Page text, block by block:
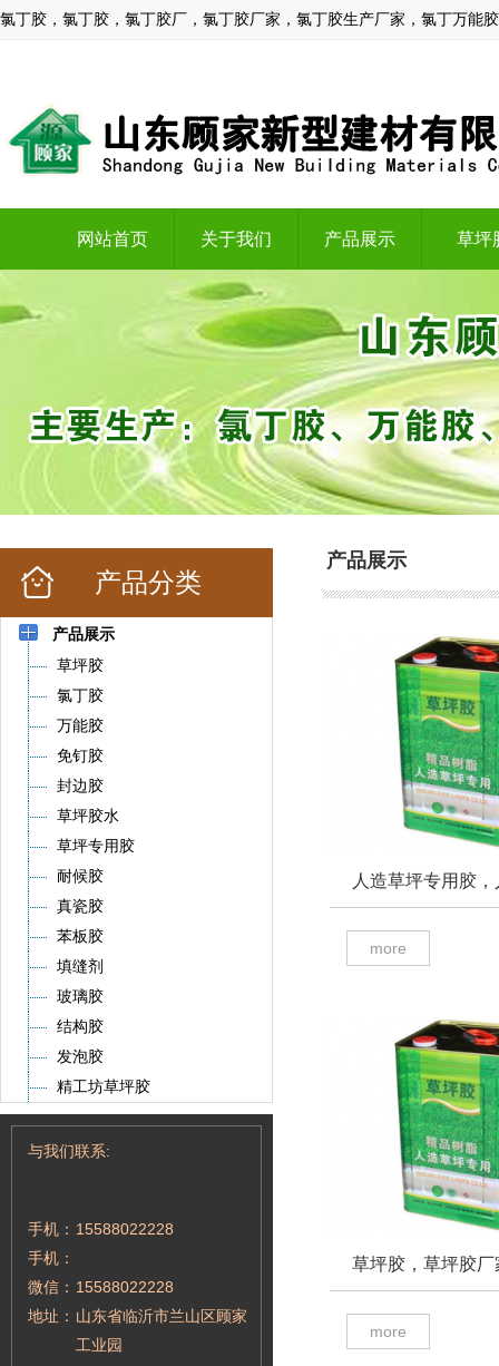
氯丁胶，氯丁胶，氯丁胶厂，氯丁胶厂家，氯丁胶生产厂家，氯丁万能
网站首页 关于我们 产品展示 草坪
产品分类
产品展示
草坪胶
氯丁胶
万能胶
免钉胶
封边胶
草坪胶水
草坪专用胶
耐候胶
真瓷胶
苯板胶
填缝剂
玻璃胶
结构胶
发泡胶
精工坊草坪胶
与我们联系:
手机： 15588022228
手机：
微信： 15588022228
地址： 山东省临沂市兰山区顾家
工业园
产品展示
more
草坪胶，草坪胶厂
more